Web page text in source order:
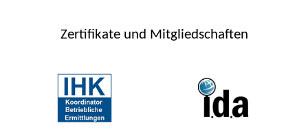
Zertifikate und Mitgliedschaften